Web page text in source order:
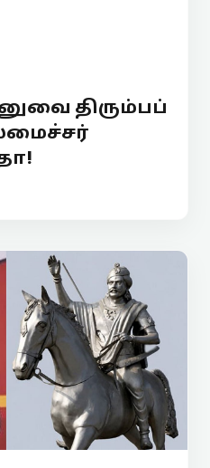
திரும்பப்